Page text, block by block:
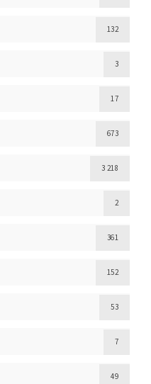
132
3
17
673
3 218
2
361
152
53
7
49